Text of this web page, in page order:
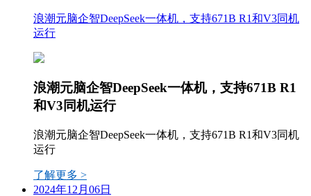
浪潮元脑企智DeepSeek一体机，支持671B R1和V3同机
运行
浪潮元脑企智DeepSeek一体机，支持671B R1
和V3同机运行
浪潮元脑企智DeepSeek一体机，支持671B R1和V3同机
运行
了解更多 >
2024年12月06日